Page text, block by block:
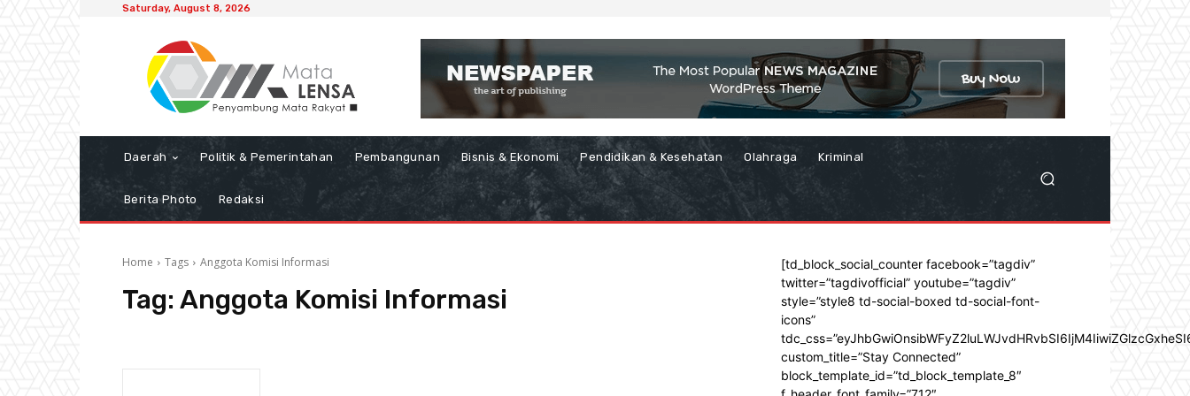
Saturday, August 8, 2026
Daerah Politik & Pemerintahan Pembangunan Bisnis & Ekonomi Pendidikan & Kesehatan Olahraga Kriminal
Berita Photo Redaksi
Home Tags Anggota Komisi Informasi
Tag: Anggota Komisi Informasi
[td_block_social_counter facebook=”tagdiv”
twitter=”tagdivofficial” youtube=”tagdiv”
style=”style8 td-social-boxed td-social-font-
icons”
custom_title=”Stay Connected”
block_template_id=”td_block_template_8″